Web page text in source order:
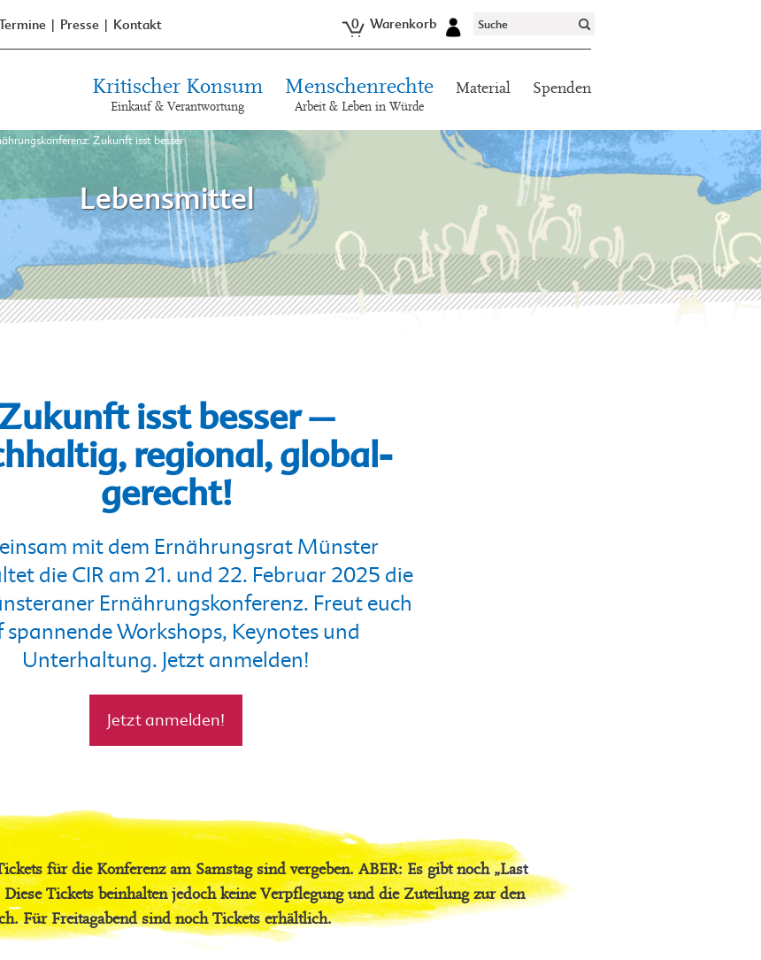
Presse Kontakt 0 Warenkorb
Kritischer Konsum
Einkauf & Verantwortung
Menschenrechte
Arbeit & Leben in Würde
Material Spenden
Zukunft isst besser
Lebensmittel
isst besser –
regional, global-
gerecht!
mit dem Ernährungsrat Münster
die CIR am 21. und 22. Februar 2025 die
Ernährungskonferenz. Freut euch
spannende Workshops, Keynotes und
Unterhaltung. Jetzt anmelden!
Jetzt anmelden!
für die Konferenz am Samstag sind vergeben. ABER: Es gibt noch „Last
Tickets beinhalten jedoch keine Verpflegung und die Zuteilung zur den
Für Freitagabend sind noch Tickets erhältlich.